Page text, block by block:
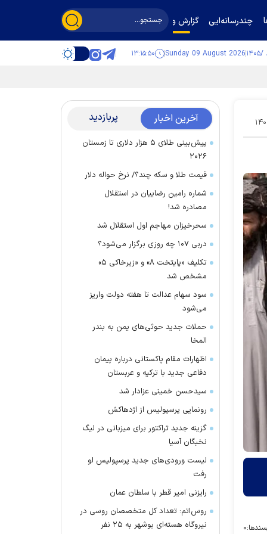
چندرسانه‌ایی گزارش و گفت‌وگو
Sunday 09 August 2026 ۱۳:۱۵:۵۱
۳۱
۰
آخرین اخبار پربازدید
پیش‌بینی طلای ۵ هزار دلاری تا زمستان
۲۰۲۶
قیمت طلا و سکه چند؟/ نرخ حواله دلار
شماره رامین رضاییان در استقلال
مصادره شد!
سحرخیزان مهاجم اول استقلال شد
دربی ۱۰۷ چه روزی برگزار می‌شود؟
تکلیف «پایتخت ۸» و «زیرخاکی ۵»
مشخص شد
سود سهام عدالت تا هفته دولت واریز
می‌شود
حملات جدید حوثی‌های یمن به بندر
المخا
اظهارات مقام پاکستانی درباره پیمان
دفاعی جدید با ترکیه و عربستان
سیدحسن خمینی عزادار شد
رونمایی پرسپولیس از اژدهاکش
گزینه جدید تراکتور برای میزبانی در لیگ
نخبگان آسیا
لیست ورودی‌های جدید پرسپولیس لو
رفت
رایزنی امیر قطر با سلطان عمان
روس‌اتم: تعداد کل متخصصان روسی در
نیروگاه هسته‌ای بوشهر به ۲۵ نفر